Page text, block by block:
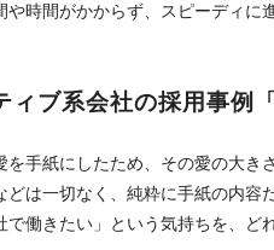
時間がかからず、スピーディに
ィブ系会社の採用事例
手紙にしたため、その愛の大き
は一切なく、純粋に手紙の内容
で働きたい」という気持ちを、ど